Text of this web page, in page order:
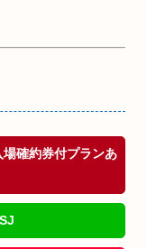
確約券付プランあ